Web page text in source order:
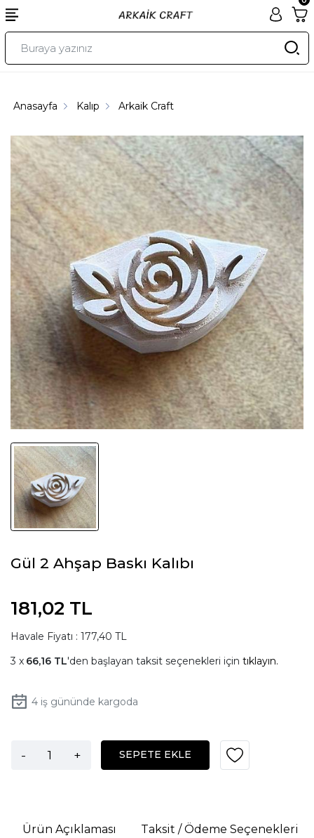
Anasayfa Kalıp Arkaik Craft
Gül 2 Ahşap Baskı Kalıbı
181,02 TL
Havale Fiyatı : 177,40 TL
66,16 TL'den başlayan taksit seçenekleri için tıklayın.
4iş gününde kargoda
- + SEPETE EKLE
Ürün Açıklaması Taksit / Ödeme Seçenekleri